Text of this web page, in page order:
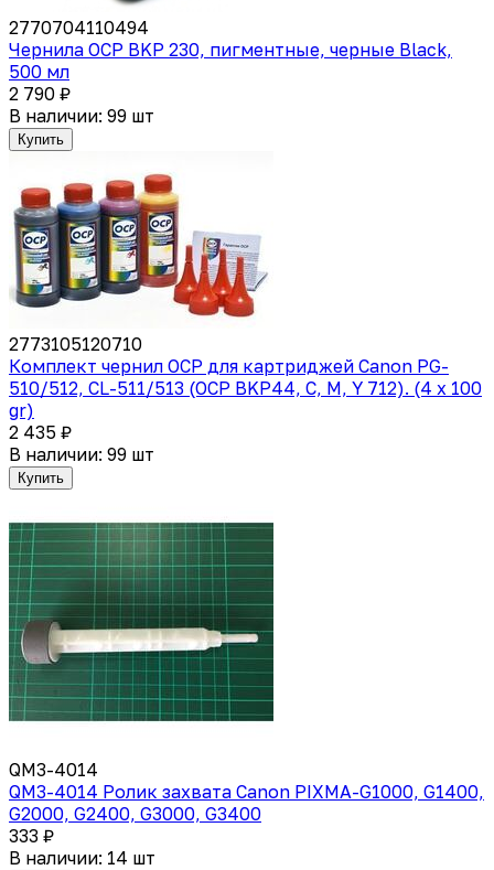
2770704110494
Чернила OCP BKP 230, пигментные, черные Black,
500 мл
2 790 ₽
В наличии: 99 шт
Купить
2773105120710
Комплект чернил OCP для картриджей Canon PG-
510/512, CL-511/513 (OCP BKP44, C, M, Y 712). (4 x 100
gr)
2 435 ₽
В наличии: 99 шт
Купить
QM3-4014
QM3-4014 Ролик захвата Canon PIXMA-G1000, G1400,
G2000, G2400, G3000, G3400
333 ₽
В наличии: 14 шт